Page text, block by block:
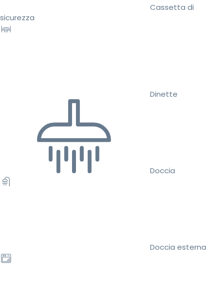
Cassetta di
sicurezza
Dinette
Doccia
Doccia esterna